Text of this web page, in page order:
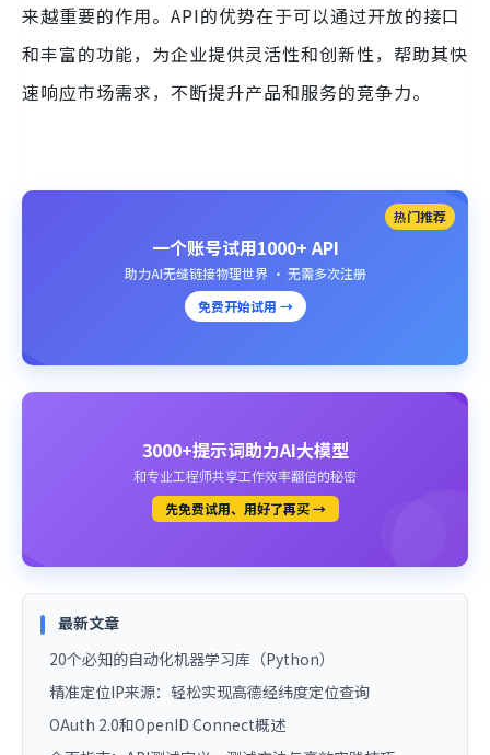
来越重要的作用。API的优势在于可以通过开放的接口
和丰富的功能，为企业提供灵活性和创新性，帮助其快
速响应市场需求，不断提升产品和服务的竞争力。
热门推荐
一个账号试用1000+ API
助力AI无缝链接物理世界 · 无需多次注册
免费开始试用 →
3000+提示词助力AI大模型
和专业工程师共享工作效率翻倍的秘密
先免费试用、用好了再买 →
最新文章
20个必知的自动化机器学习库（Python）
精准定位IP来源：轻松实现高德经纬度定位查询
OAuth 2.0和OpenID Connect概述